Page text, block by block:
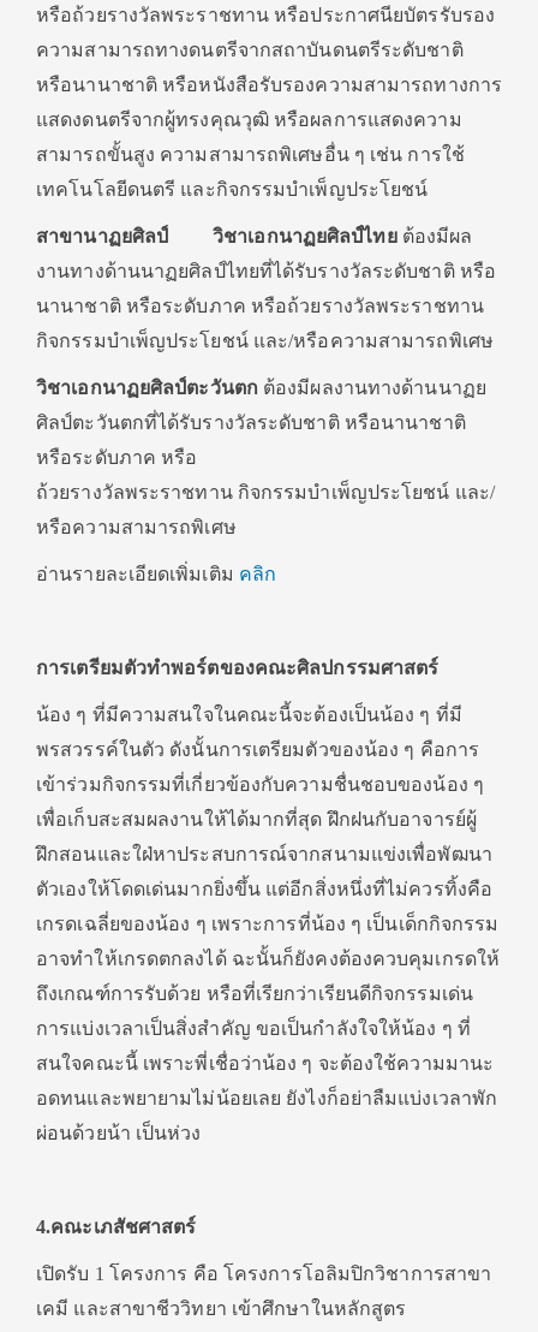
หรือถ้วยรางวัลพระราชทาน หรือประกาศนียบัตรรับรอง
ความสามารถทางดนตรีจากสถาบันดนตรีระดับชาติ
หรือนานาชาติ หรือหนังสือรับรองความสามารถทางการ
แสดงดนตรีจากผู้ทรงคุณวุฒิ หรือผลการแสดงความ
สามารถขั้นสูง ความสามารถพิเศษอื่น ๆ เช่น การใช้
เทคโนโลยีดนตรี และกิจกรรมบำเพ็ญประโยชน์
สาขานาฏยศิลป์ วิชาเอกนาฏยศิลป์ไทยต้องมีผล
งานทางด้านนาฏยศิลป์ไทยที่ได้รับรางวัลระดับชาติ หรือ
นานาชาติ หรือระดับภาค หรือถ้วยรางวัลพระราชทาน
กิจกรรมบำเพ็ญประโยชน์ และ/หรือความสามารถพิเศษ
วิชาเอกนาฏยศิลป์ตะวันตก ต้องมีผลงานทางด้านนาฏย
ศิลป์ตะวันตกที่ได้รับรางวัลระดับชาติ หรือนานาชาติ
หรือระดับภาค หรือ
ถ้วยรางวัลพระราชทาน กิจกรรมบำเพ็ญประโยชน์ และ/
หรือความสามารถพิเศษ
อ่านรายละเอียดเพิ่มเติม คลิก
การเตรียมตัวทำพอร์ตของคณะศิลปกรรมศาสตร์
น้อง ๆ ที่มีความสนใจในคณะนี้จะต้องเป็นน้อง ๆ ที่มี
พรสวรรค์ในตัว ดังนั้นการเตรียมตัวของน้อง ๆ คือการ
เข้าร่วมกิจกรรมที่เกี่ยวข้องกับความชื่นชอบของน้อง ๆ
เพื่อเก็บสะสมผลงานให้ได้มากที่สุด ฝึกฝนกับอาจารย์ผู้
ฝึกสอนและใฝ่หาประสบการณ์จากสนามแข่งเพื่อพัฒนา
ตัวเองให้โดดเด่นมากยิ่งขึ้น แต่อีกสิ่งหนึ่งที่ไม่ควรทิ้งคือ
เกรดเฉลี่ยของน้อง ๆ เพราะการที่น้อง ๆ เป็นเด็กกิจกรรม
อาจทำให้เกรดตกลงได้ ฉะนั้นก็ยังคงต้องควบคุมเกรดให้
ถึงเกณฑ์การรับด้วย หรือที่เรียกว่าเรียนดีกิจกรรมเด่น
การแบ่งเวลาเป็นสิ่งสำคัญ ขอเป็นกำลังใจให้น้อง ๆ ที่
สนใจคณะนี้ เพราะพี่เชื่อว่าน้อง ๆ จะต้องใช้ความมานะ
อดทนและพยายามไม่น้อยเลย ยังไงก็อย่าลืมแบ่งเวลาพัก
ผ่อนด้วยน้า เป็นห่วง
4.คณะเภสัชศาสตร์
เปิดรับ 1 โครงการ คือ โครงการโอลิมปิกวิชาการสาขา
เคมี และสาขาชีววิทยา เข้าศึกษาในหลักสูตร